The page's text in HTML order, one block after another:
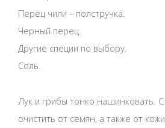
Перец чили – полстручка.
Черный перец.
Другие специи по выбору.
Соль.
Лук и грибы тонко нашинковать.
очистить от семян, а также от